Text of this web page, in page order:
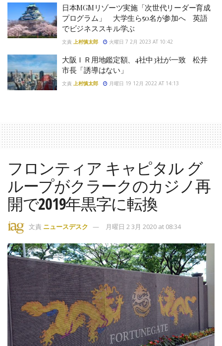
日本MGMリゾーツ実施「次世代リーダー育成
プログラム」 大学生ら50名が参加へ 英語
でビジネススキル学ぶ
文責 上村慎太郎 火曜日 7 2月 2023 AT 10:42
大阪ＩＲ用地鑑定額、4社中3社が一致 松井
市長「誘導はない」
文責 上村慎太郎 月曜日 19 12月 2022 AT 14:13
フロンティア キャピタル グ
ループがクラークのカジノ再
開で2019年黒字に転換
文責 ニュースデスク 月曜日 2 3月 2020 at 08:34